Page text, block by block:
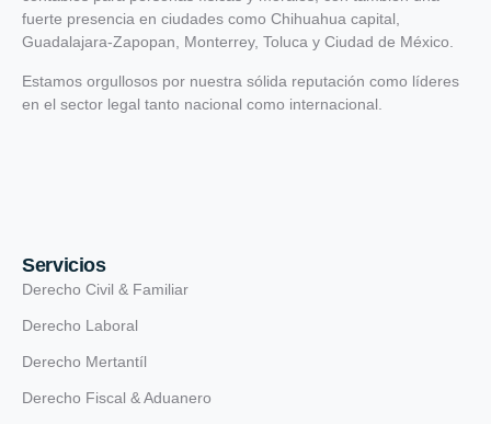
fuerte presencia en ciudades como Chihuahua capital,
Guadalajara-Zapopan, Monterrey, Toluca y Ciudad de México.
Estamos orgullosos por nuestra sólida reputación como líderes
en el sector legal tanto nacional como internacional.
Servicios
Derecho Civil & Familiar
Derecho Laboral
Derecho Mertantíl
Derecho Fiscal & Aduanero